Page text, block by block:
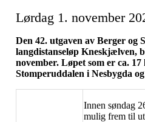
Lørdag 1. november
Den 42. utgaven av Berger og
langdistanseløp Kneskjælven,
november. Løpet som er ca.
Stomperuddalen i Nesbygda
Innen søndag
mulig frem til